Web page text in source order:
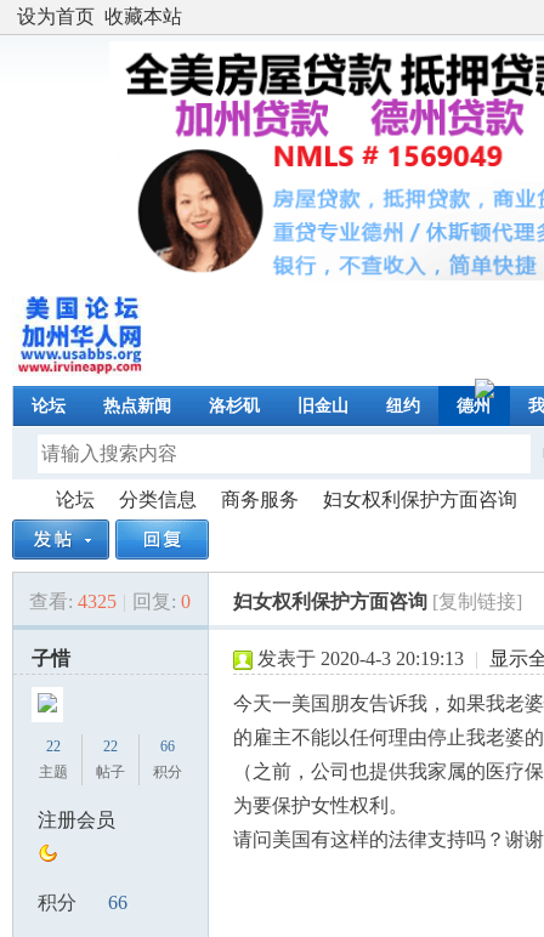
设为首页 收藏本站
论坛 热点新闻 洛杉矶 旧金山 纽约 德州
美»
论坛
›
分类信息 商务服务
›
妇女权利保护方面咨询
查看: 4325 | 回复: 0 妇女权利保护方面咨询 [复制链接]
子惜
22
主题
22
帖子
66
积分
注册会员
积分 66
发表于 2020-4-3 20:19:13 | 显示
今天一美国朋友告诉我，如果我老
的雇主不能以任何理由停止我老婆
（之前，公司也提供我家属的医疗
为要保护女性权利。
请问美国有这样的法律支持吗？谢谢